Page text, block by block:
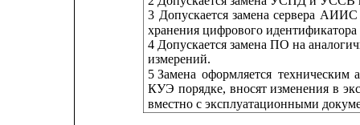
3 Допускается замена сервера АИИС
хранения цифрового
4 Допускается замена ПО на
измерений.
5 Замена оформляется техническим
КУЭ порядке, вносят изменения в
вместно с эксплуатационными